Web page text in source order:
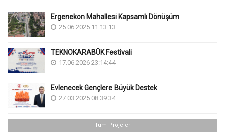
Ergenekon Mahallesi Kapsamlı Dönüşüm
25.06.2025 11:13:13
TEKNOKARABÜK Festivali
17.06.2026 23:14:44
Evlenecek Gençlere Büyük Destek
27.03.2025 08:39:34
Tüm Projeler